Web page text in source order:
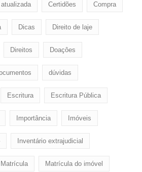
Certidões Compra
Dicas Direito de laje
Direitos Doaçôes
dúvidas
Escritura Escritura Pública
Importância Imóveis
Inventário extrajudicial
Matrícula Matrícula do imóvel